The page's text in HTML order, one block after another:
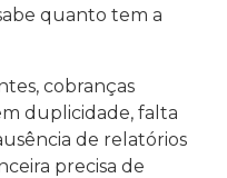
quanto tem a
cobranças
duplicidade, falta
de relatórios
precisa de